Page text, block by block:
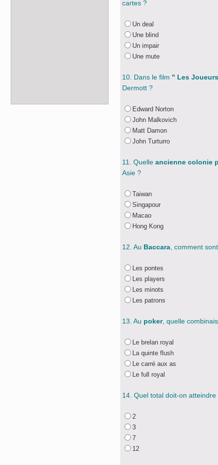
cartes ?
Un deal
Une blind
Un impair
Une mute
10. Dans le film " Les
Dermott ?
Edward Norton
John Malkovich
Matt Damon
John Turturro
11. Quelle ancienne colonie
Asie ?
Taiwan
Singapour
Macao
Hong Kong
12. Au Baccara , comment
Les pontes
Les players
Les minots
Les patrons
13. Au poker, quelle
Le brelan royal
La quinte flush
Le carré aux as
Le full royal
14. Quel total doit-on
2
3
7
12